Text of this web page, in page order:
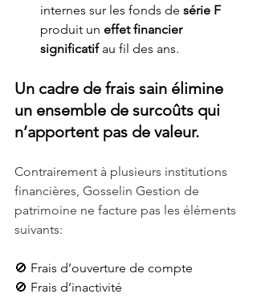
internes sur les fonds de série F
produit un effet financier
significatif au fil des ans.
Un cadre de frais sain élimine
un ensemble de surcoûts qui
n’apportent pas de valeur.
Contrairement à plusieurs institutions
financières, Gosselin Gestion de
patrimoine ne facture pas les éléments
suivants:
🚫 Frais d’ouverture de compte
🚫 Frais d’inactivité